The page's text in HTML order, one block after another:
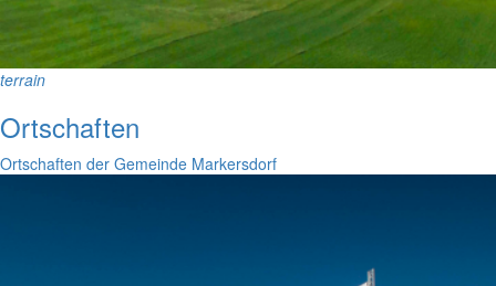
terrain
Ortschaften
Ortschaften der Gemeinde Markersdorf